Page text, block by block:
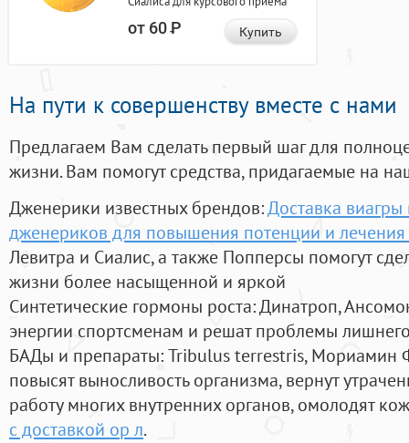
от 60Р Купить
На пути к совершенству вместе с нами
Предлагаем Вам сделать первый шаг для
жизни. Вам помогут средства, придагаемые на
Дженерики известных брендов:Доставка
дженериков для повышения потенции и
Левитра и Сиалис, а также Попперсы помогут
жизни более насыщенной и яркой
Синтетические гормоны роста: Динатроп,
энергии спортсменам и решат проблемы
БАДы и препараты:Tribulus terrestris, Мориамин
повысят выносливость организма, вернут
работу многих внутренних органов, омолодят
с доставкой ор л.